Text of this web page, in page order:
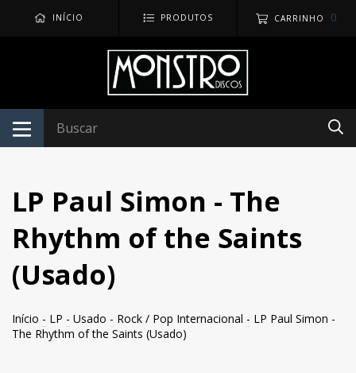
INÍCIO PRODUTOS CARRINHO 0
LP Paul Simon - The
Rhythm of the Saints
(Usado)
Início - LP - Usado - Rock / Pop Internacional - LP Paul Simon -
The Rhythm of the Saints (Usado)